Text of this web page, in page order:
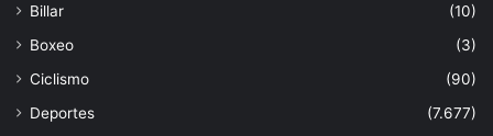
Billar
(10)
Boxeo
(3)
Ciclismo
(90)
Deportes
(7.677)